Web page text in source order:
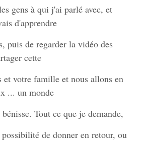
gens à qui j'ai parlé avec, et
d'apprendre
puis de regarder la vidéo des
cette
et votre famille et nous allons en
... un monde
Tout ce que je demande,
de donner en retour, ou